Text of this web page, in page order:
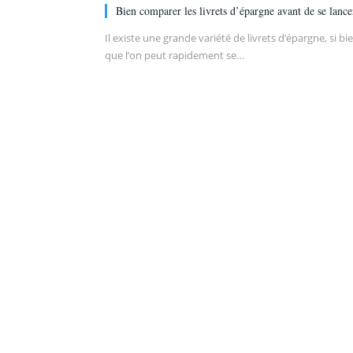
Bien comparer les livrets d’épargne avant de se
Il existe une grande variété de livrets d’épargne, si
que l’on peut rapidement se…